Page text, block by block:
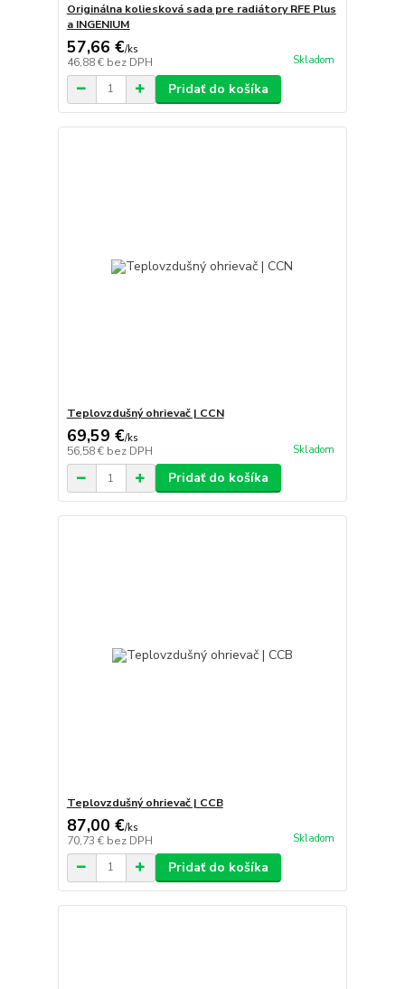
Originálna koliesková sada pre radiátory RFE Plus
a INGENIUM
57,66 €/ks
46,88 € bez DPH Skladom
Pridať do košíka
Teplovzdušný ohrievač | CCN
69,59 €/ks
56,58 € bez DPH Skladom
Pridať do košíka
Teplovzdušný ohrievač | CCB
87,00 €/ks
70,73 € bez DPH Skladom
Pridať do košíka